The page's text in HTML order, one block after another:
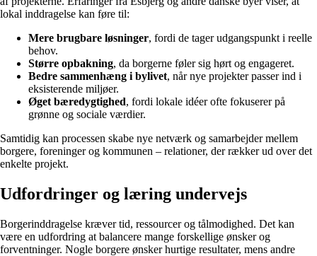
lokal inddragelse kan føre til:
Mere brugbare løsninger, fordi de tager udgangspunkt i reelle
behov.
Større opbakning, da borgerne føler sig hørt og engageret.
Bedre sammenhæng i bylivet, når nye projekter passer ind i
eksisterende miljøer.
Øget bæredygtighed, fordi lokale idéer ofte fokuserer på
grønne og sociale værdier.
Samtidig kan processen skabe nye netværk og samarbejder mellem
borgere, foreninger og kommunen – relationer, der rækker ud over det
enkelte projekt.
Udfordringer og læring undervejs
Borgerinddragelse kræver tid, ressourcer og tålmodighed. Det kan
være en udfordring at balancere mange forskellige ønsker og
forventninger. Nogle borgere ønsker hurtige resultater, mens andre